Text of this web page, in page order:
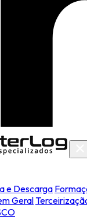
e Descarga
Geral